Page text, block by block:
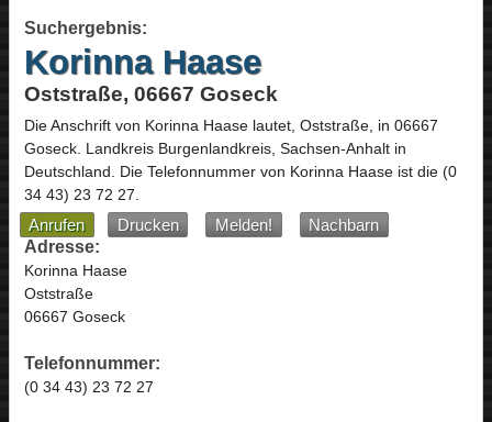
Suchergebnis:
Korinna Haase
Oststraße, 06667 Goseck
Die Anschrift von Korinna Haaselautet, Oststraße, in 06667
Goseck. Landkreis Burgenlandkreis, Sachsen-Anhaltin
Deutschland. Die Telefonnummer von Korinna Haase ist die (0
34 43) 23 72 27.
Anrufen Drucken Melden!
Nachbarn
Adresse:
Korinna Haase
Oststraße
06667 Goseck
Telefonnummer:
(0 34 43) 23 72 27